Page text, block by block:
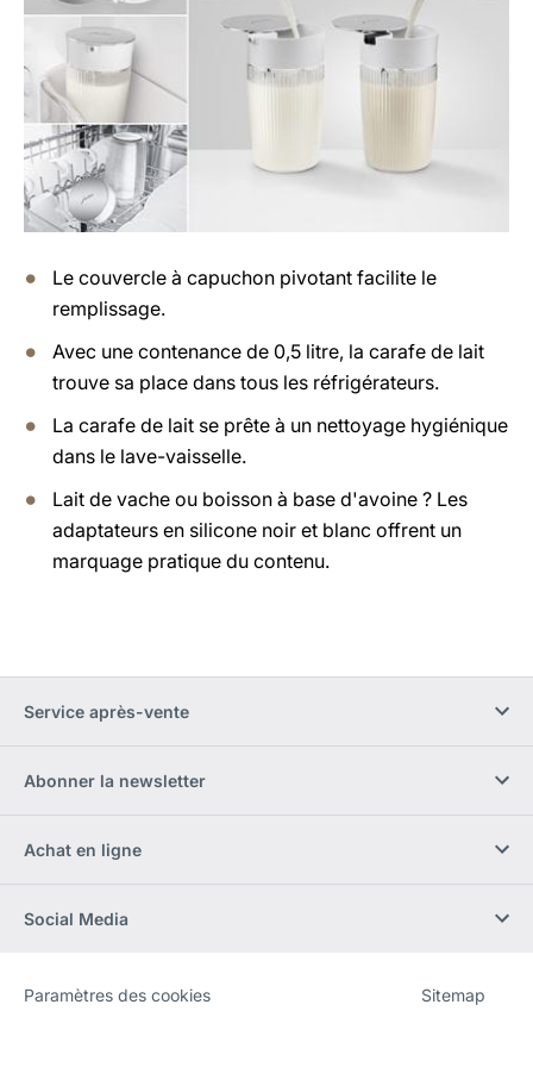
Le couvercle à capuchon pivotant facilite le
remplissage.
Avec une contenance de 0,5 litre, la carafe de lait
trouve sa place dans tous les réfrigérateurs.
La carafe de lait se prête à un nettoyage hygiénique
dans le lave-vaisselle.
Lait de vache ou boisson à base d'avoine ? Les
adaptateurs en silicone noir et blanc offrent un
marquage pratique du contenu.
Service après-vente
Abonner la newsletter
Achat en ligne
Social Media
Site
[Website
Paramètres des cookies Sitemap